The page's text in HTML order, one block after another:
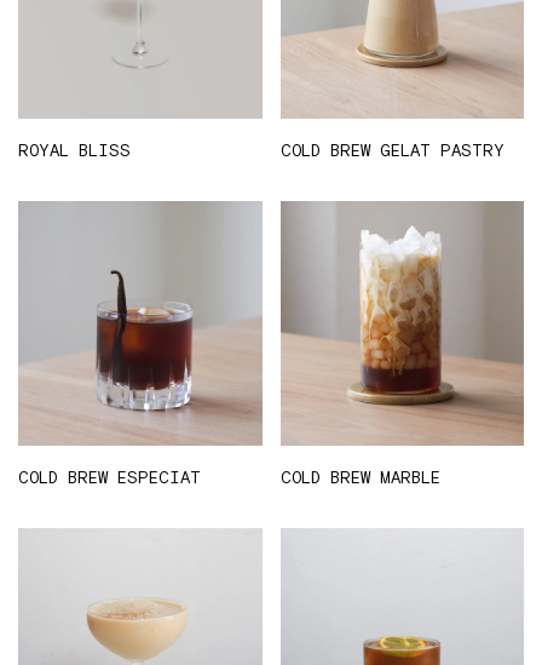
ROYAL BLISS COLD BREW GELAT PASTRY
COLD BREW ESPECIAT COLD BREW MARBLE